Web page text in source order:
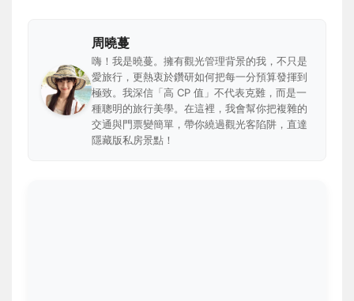
周曉蔓
嗨！我是曉蔓。擁有觀光管理背景的我，不只是
愛旅行，更熱衷於鑽研如何把每一分預算發揮到
極致。我深信「高 CP 值」不代表克難，而是一
種聰明的旅行美學。在這裡，我會幫你把複雜的
交通與門票變簡單，帶你繞過觀光客陷阱，直達
隱藏版私房景點！